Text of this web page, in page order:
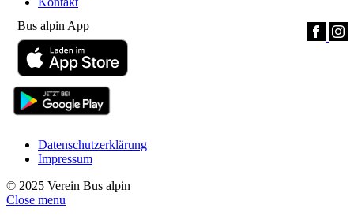
Bus alpin App
Datenschutzerklärung
Impressum
© 2025 Verein Bus alpin
Close menu